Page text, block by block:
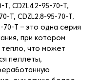
T, CDZL4.2-95-70-T,
T, CDZL2.8-95-70-T,
70-T – это одна серия
при котором
тепло, что может
пеллеты,